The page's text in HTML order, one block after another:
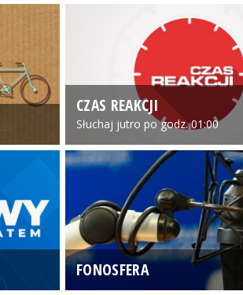
CZAS REAKCJI
Słuchaj jutro po godz. 01:00
FONOSFERA